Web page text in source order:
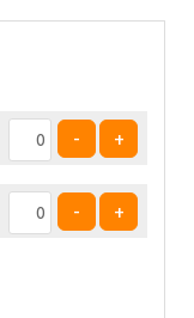
- +
- +